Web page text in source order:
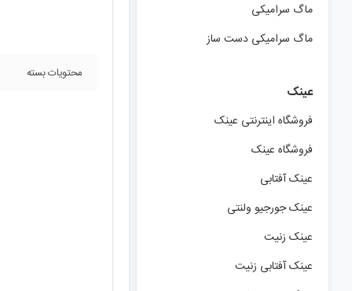
محتویات بسته
ماگ سرامیکی
ماگ سرامیکی دست ساز
عینک
فروشگاه اینترنتی عینک
فروشگاه عینک
عینک آفتابی
عینک جورجیو ولنتی
عینک زنیت
عینک آفتابی زنیت